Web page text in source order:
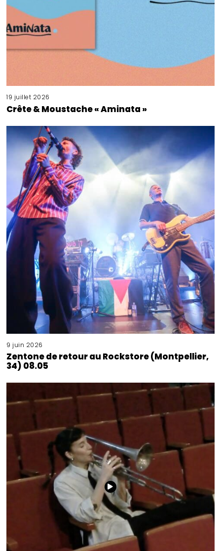
19 juillet 2026
Crête & Moustache « Aminata »
9 juin 2026
Zentone de retour au Rockstore (Montpellier,
34) 08.05